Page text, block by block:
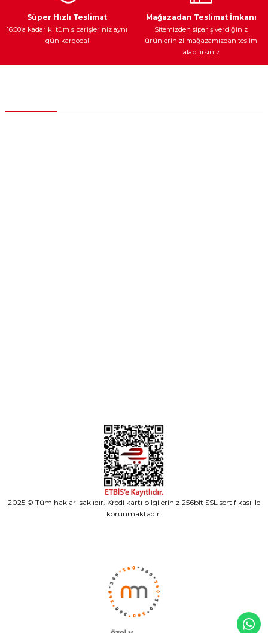
Ateşleme Sistemi Araç Yağları
Süper Hızlı Teslimat
16:00’a kadar ki tüm siparişleriniz aynı
gün kargoda!
Mağazadan Teslimat İmkanı
Sitemizden sipariş verdiğiniz
ürünlerinizi mağazamızdan teslim
alabilirsiniz
2025 © Tüm hakları saklıdır. Kredi kartı bilgileriniz 256bit SSL sertifikası ile
korunmaktadır.